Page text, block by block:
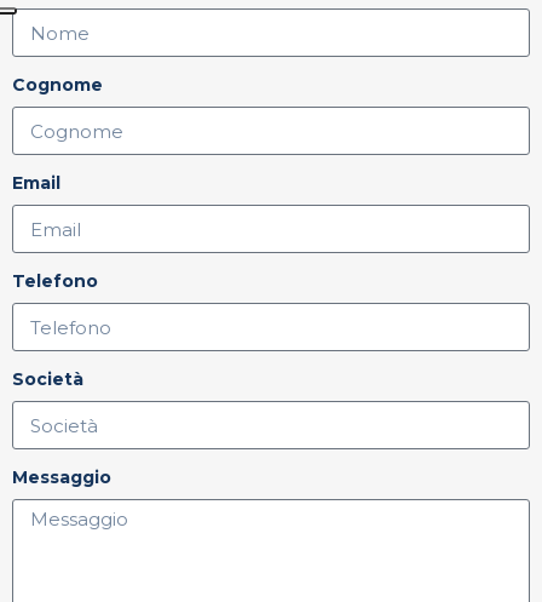
Cognome
Email
Telefono
Società
Messaggio